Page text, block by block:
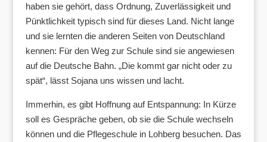
haben sie gehört, dass Ordnung, Zuverlässigkeit und
Pünktlichkeit typisch sind für dieses Land. Nicht lange
und sie lernten die anderen Seiten von Deutschland
kennen: Für den Weg zur Schule sind sie angewiesen
auf die Deutsche Bahn. „Die kommt gar nicht oder zu
spät“, lässt Sojana uns wissen und lacht.
Immerhin, es gibt Hoffnung auf Entspannung: In Kürze
soll es Gespräche geben, ob sie die Schule wechseln
können und die Pflegeschule in Lohberg besuchen. Das